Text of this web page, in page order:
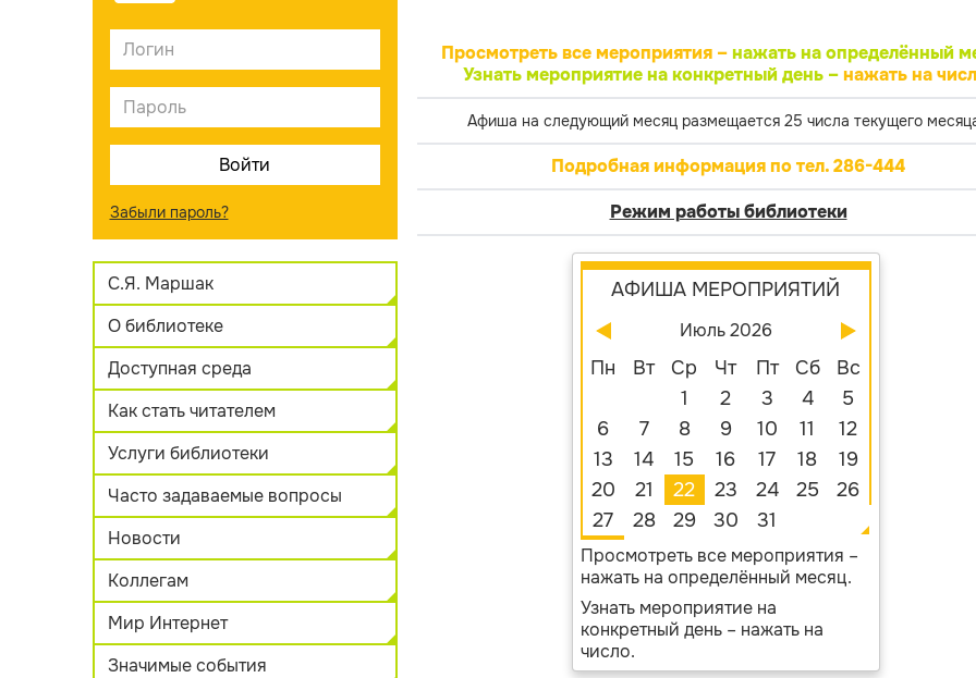
Забыли пароль?
С.Я. Маршак
О библиотеке
Доступная среда
Как стать читателем
Услуги библиотеки
Часто задаваемые вопросы
Новости
Коллегам
Мир Интернет
Значимые события
Просмотреть все мероприятия – нажать на определённый
Узнать мероприятие на конкретный день –нажать на
Афиша на следующий месяц размещается 25 числа текущего
Подробная информация по тел. 286-444
Режим работы библиотеки
АФИША МЕРОПРИЯТИЙ
Июль 2026
Пн Вт Ср Чт Пт Сб
Вс
1
2 3 4
5
6
7 8 9 10 11
12
13
14 15 16 17 18
19
20
21 22 23 24 25
26
27
28 29 30 31
Просмотреть все мероприятия –
нажать на определённый месяц.
Узнать мероприятие на
конкретный день – нажать на
число.